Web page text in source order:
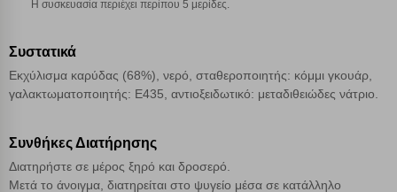
Η συσκευασία περιέχει περίπου 5 μερίδες.
Συστατικά
Εκχύλισμα καρύδας (68%), νερό, σταθεροποιητής: κόμμι γκουάρ,
γαλακτωματοποιητής: Ε435, αντιοξειδωτικό: μεταδιθειώδες νάτριο.
Συνθήκες Διατήρησης
Διατηρήστε σε μέρος ξηρό και δροσερό.
Μετά το άνοιγμα, διατηρείται στο ψυγείο μέσα σε κατάλληλο
Απόρριψη όλων
Αποδοχή όλων